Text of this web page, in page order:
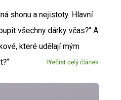
shonu a nejistoty. Hlavní
všechny dárky včas?“ A
které udělají mým
Přečíst celý článek